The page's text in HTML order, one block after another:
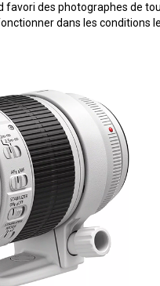
des photographes de
dans les conditions